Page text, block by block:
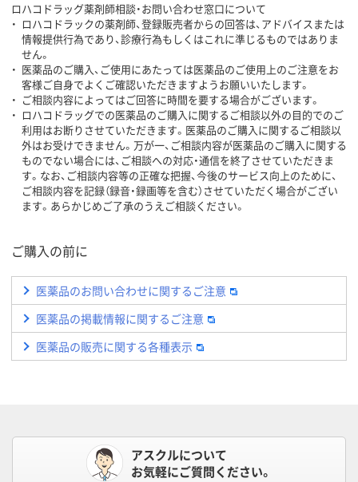
ロハコドラッグ薬剤師相談・お問い合わせ窓口について
ロハコドラックの薬剤師、登録販売者からの回答は、アドバイスまたは
情報提供行為であり、診療行為もしくはこれに準じるものではありま
せん。
医薬品のご購入、ご使用にあたっては医薬品のご使用上のご注意をお
客様ご自身でよくご確認いただきますようお願いいたします。
ご相談内容によってはご回答に時間を要する場合がございます。
ロハコドラッグでの医薬品のご購入に関するご相談以外の目的でのご
利用はお断りさせていただきます。医薬品のご購入に関するご相談以
外はお受けできません。万が一、ご相談内容が医薬品のご購入に関する
ものでない場合には、ご相談への対応・通信を終了させていただきま
す。なお、ご相談内容等の正確な把握、今後のサービス向上のために、
ご相談内容を記録（録音・録画等を含む）させていただく場合がござい
ます。あらかじめご了承のうえご相談ください。
ご購入の前に
医薬品のお問い合わせに関するご注意
医薬品の掲載情報に関するご注意
医薬品の販売に関する各種表示
アスクルについて
お気軽にご質問ください。